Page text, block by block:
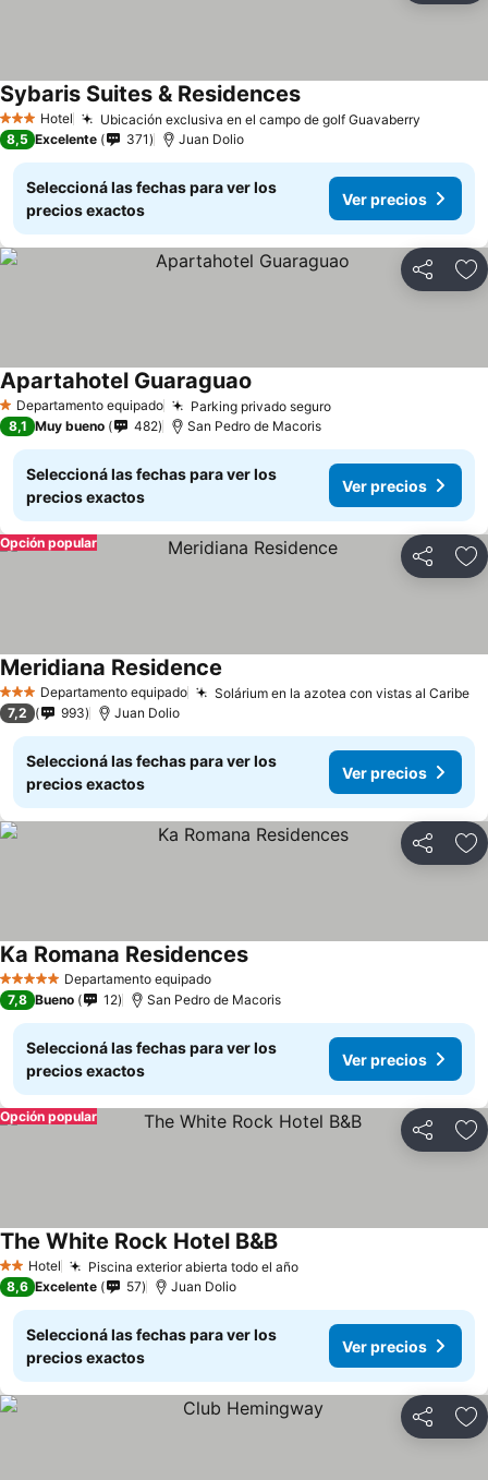
3 Estrellas
Hotel Ubicación exclusiva en el campo de golf Guavaberry
Sybaris Suites & Residences
8,5 Excelente 371 Juan Dolio
Seleccioná las fechas para ver los
precios exactos
Ver precios
Compartir
1 Estrellas
Departamento equipado Parking privado seguro
Apartahotel Guaraguao
8,1 Muy bueno 482 San Pedro de Macoris
Seleccioná las fechas para ver los
precios exactos
Ver precios
Compartir
Opción popular
3 EstrellasDepartamento equipado Solárium en la azotea con vistas al Caribe
Meridiana Residence
7,2 993 Juan Dolio
Seleccioná las fechas para ver los
precios exactos
Ver precios
Compartir
5 Estrellas Departamento equipado
Ka Romana Residences
7,8 Bueno 12 San Pedro de Macoris
Seleccioná las fechas para ver los
precios exactos
Ver precios
Compartir
Opción popular
2 Estrellas
Hotel Piscina exterior abierta todo el año
The White Rock Hotel B&B
8,6 Excelente 57 Juan Dolio
Seleccioná las fechas para ver los
precios exactos
Ver precios
Compartir